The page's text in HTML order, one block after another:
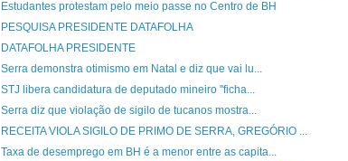
Estudantes protestam pelo meio passe no Centro de BH
PESQUISA PRESIDENTE DATAFOLHA
DATAFOLHA PRESIDENTE
Serra demonstra otimismo em Natal e diz que vai lu...
STJ libera candidatura de deputado mineiro ''ficha...
Serra diz que violação de sigilo de tucanos mostra...
RECEITA VIOLA SIGILO DE PRIMO DE SERRA, GREGÓRIO ...
Taxa de desemprego em BH é a menor entre as capita...